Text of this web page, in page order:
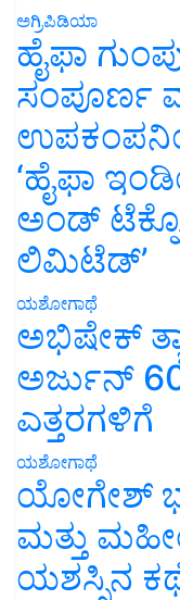
ಅಗ್ರಿಪಿಡಿಯಾ
ಹೈಫಾ
ಸಂಪೂರ್ಣ
‘ಹೈಫಾ
ಅಂಡ್
ಲಿಮಿಟೆಡ್’
ಯಶೋಗಾಥೆ
ಅಭಿಷೇಕ್
ಅರ್ಜುನ್
ಎತ್ತರಗಳಿಗೆ
ಯಶೋಗಾಥೆ
ಯೋಗೇಶ್
ಮತ್ತು
ಯಶಸ್ಸಿನ